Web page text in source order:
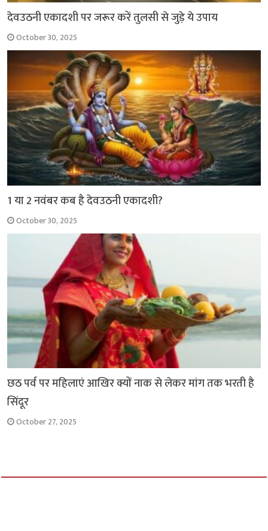
देवउठनी एकादशी पर जरूर करें तुलसी से जुड़े ये उपाय
October 30, 2025
1 या 2 नवंबर कब है देवउठनी एकादशी?
October 30, 2025
छठ पर्व पर महिलाएं आखिर क्यों नाक से लेकर मांग तक भरती है
सिंदूर
October 27, 2025